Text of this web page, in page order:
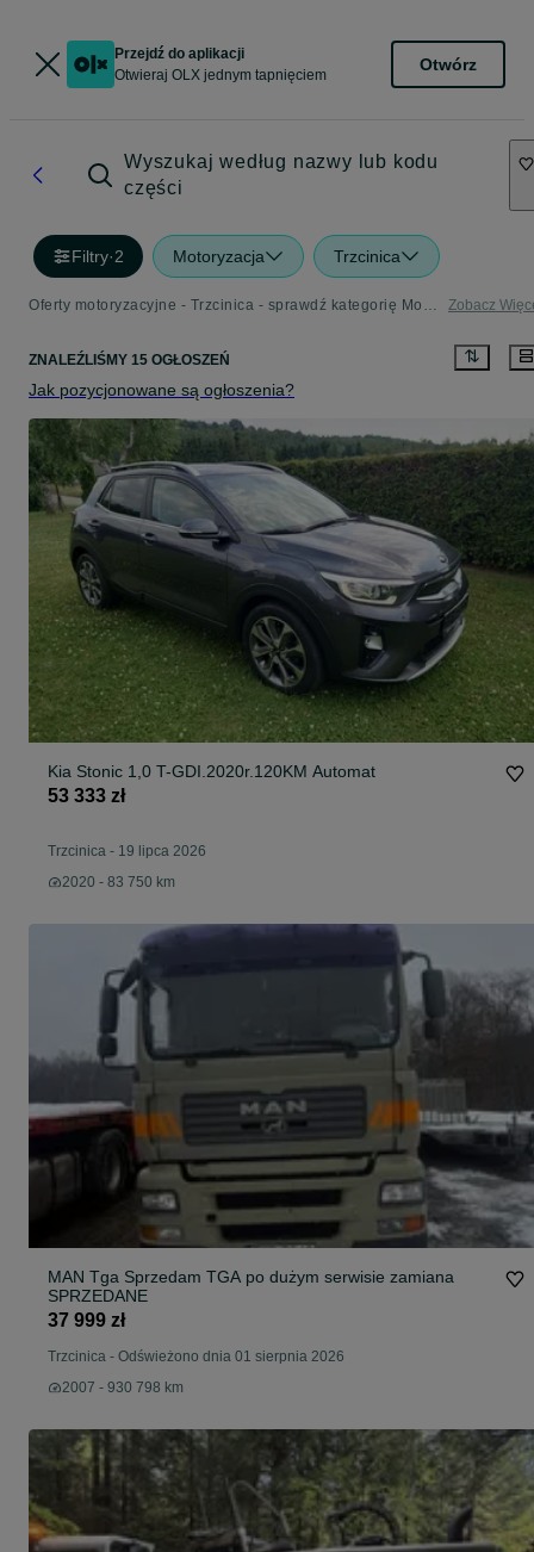
Przejdź do aplikacji
Otwieraj OLX jednym tapnięciem
Otwórz
Wyszukaj według nazwy lub kodu
części
Filtry·2 Motoryzacja Trzcinica
Oferty motoryzacyjne - Trzcinica - sprawdź kategorię Motoryzacja Zobacz
ZNALEŹLIŚMY 15 OGŁOSZEŃ
Jak pozycjonowane są ogłoszenia?
Kia Stonic 1,0 T-GDI.2020r.120KM Automat
53 333 zł
Trzcinica - 19 lipca 2026
2020 - 83 750 km
MAN Tga Sprzedam TGA po dużym serwisie zamiana
SPRZEDANE
37 999 zł
Trzcinica - Odświeżono dnia 01 sierpnia 2026
2007 - 930 798 km